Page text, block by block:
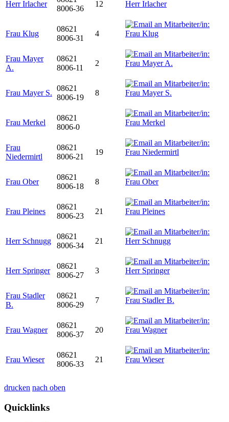
Herr Irlacher
8006-36
12
Frau Klug
08621
8006-31
4
Frau Mayer
A.
08621
8006-11
2
Frau Mayer S.
08621
8006-19
8
Frau Merkel
08621
8006-0
Frau
Niedermirtl
08621
8006-21
19
Frau Ober
08621
8006-18
8
Frau Pleines
08621
8006-23
21
Herr Schnugg
08621
8006-34
21
Herr Springer
08621
8006-27
3
Frau Stadler
B.
08621
8006-29
7
Frau Wagner
08621
8006-37
20
Frau Wieser
08621
8006-33
21
drucken nach oben
Quicklinks